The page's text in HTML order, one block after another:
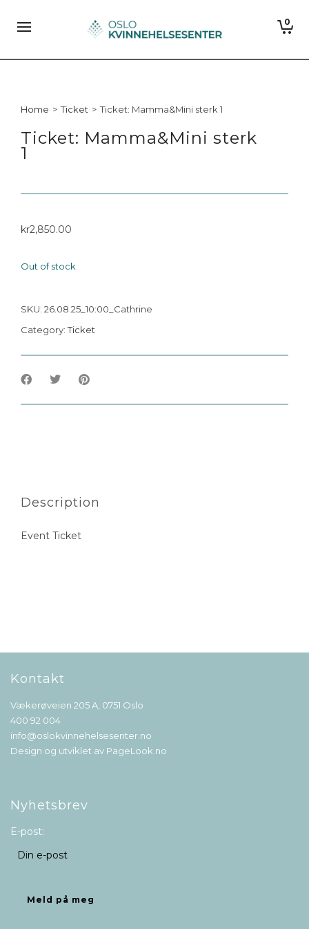
0
Home > Ticket > Ticket: Mamma&Mini sterk 1
Ticket: Mamma&Mini sterk
1
kr2,850.00
Out of stock
SKU: 26.08.25_10:00_Cathrine
Category:Ticket
Description
Event Ticket
Kontakt
Vækerøveien 205 A, 0751 Oslo
400 92 004
info@oslokvinnehelsesenter.no
Design og utviklet av PageLook.no
Nyhetsbrev
E-post: